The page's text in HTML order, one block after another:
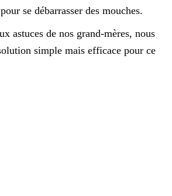
se débarrasser des mouches.
astuces de nos grand-mères, nous
simple mais efficace pour ce